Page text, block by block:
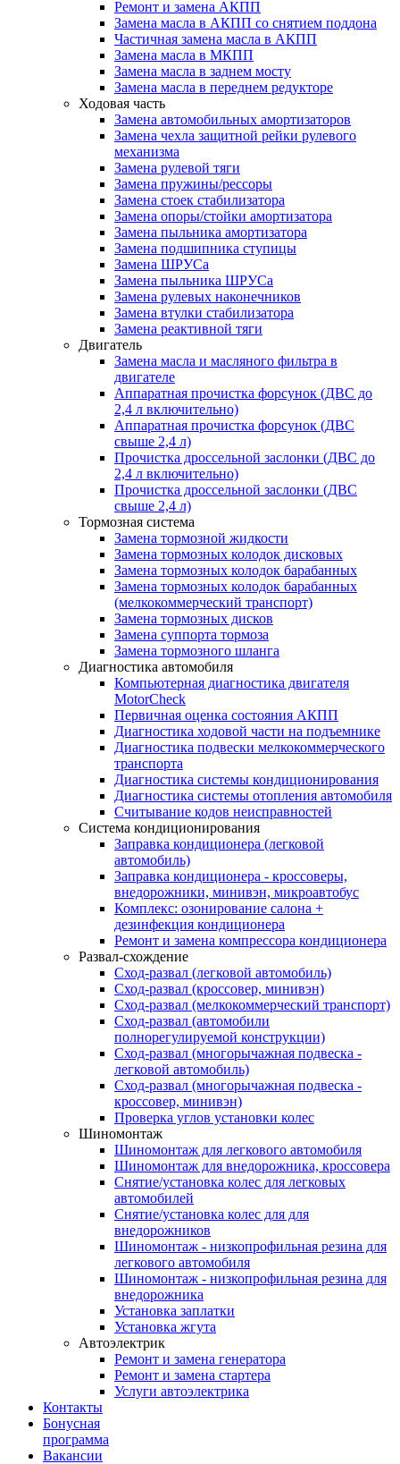
Ремонт и замена АКПП
Замена масла в АКПП со снятием поддона
Частичная замена масла в АКПП
Замена масла в МКПП
Замена масла в заднем мосту
Замена масла в переднем редукторе
Ходовая часть
Замена автомобильных амортизаторов
Замена чехла защитной рейки рулевого
механизма
Замена рулевой тяги
Замена пружины/рессоры
Замена стоек стабилизатора
Замена опоры/стойки амортизатора
Замена пыльника амортизатора
Замена подшипника ступицы
Замена ШРУСа
Замена пыльника ШРУСа
Замена рулевых наконечников
Замена втулки стабилизатора
Замена реактивной тяги
Двигатель
Замена масла и масляного фильтра в
двигателе
Аппаратная прочистка форсунок (ДВС до
2,4 л включительно)
Аппаратная прочистка форсунок (ДВС
свыше 2,4 л)
Прочистка дроссельной заслонки (ДВС до
2,4 л включительно)
Прочистка дроссельной заслонки (ДВС
свыше 2,4 л)
Тормозная система
Замена тормозной жидкости
Замена тормозных колодок дисковых
Замена тормозных колодок барабанных
Замена тормозных колодок барабанных
(мелкокоммерческий транспорт)
Замена тормозных дисков
Замена суппорта тормоза
Замена тормозного шланга
Диагностика автомобиля
Компьютерная диагностика двигателя
MotorCheсk
Первичная оценка состояния АКПП
Диагностика ходовой части на подъемнике
Диагностика подвески мелкокоммерческого
транспорта
Диагностика системы кондиционирования
Диагностика системы отопления автомобиля
Считывание кодов неисправностей
Система кондиционирования
Заправка кондиционера (легковой
автомобиль)
Заправка кондиционера - кроссоверы,
внедорожники, минивэн, микроавтобус
Комплекс: озонирование салона +
дезинфекция кондиционера
Ремонт и замена компрессора кондиционера
Развал-схождение
Сход-развал (легковой автомобиль)
Сход-развал (кроссовер, минивэн)
Сход-развал (мелкокоммерческий транспорт)
Сход-развал (автомобили
полнорегулируемой конструкции)
Сход-развал (многорычажная подвеска -
легковой автомобиль)
Сход-развал (многорычажная подвеска -
кроссовер, минивэн)
Проверка углов установки колес
Шиномонтаж
Шиномонтаж для легкового автомобиля
Шиномонтаж для внедорожника, кроссовера
Снятие/установка колес для легковых
автомобилей
Снятие/установка колес для для
внедорожников
Шиномонтаж - низкопрофильная резина для
легкового автомобиля
Шиномонтаж - низкопрофильная резина для
внедорожника
Установка заплатки
Установка жгута
Автоэлектрик
Ремонт и замена генератора
Ремонт и замена стартера
Услуги автоэлектрика
Контакты
Бонусная
программа
Вакансии